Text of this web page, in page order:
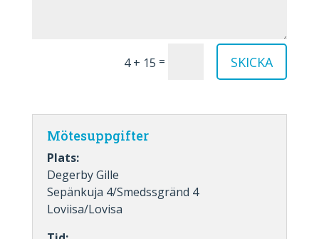
4 + 15 = SKICKA
Mötesuppgifter
Plats:
Degerby Gille
Sepänkuja 4/Smedssgränd 4
Loviisa/Lovisa